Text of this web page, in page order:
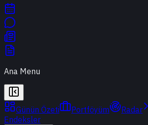
Ana Menu
Günün Özeti Portföyüm Radar
Endeksler